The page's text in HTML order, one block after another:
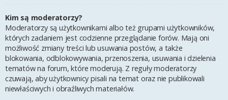
Kim są moderatorzy?
Moderatorzy są użytkownikami albo też grupami użytkowników,
których zadaniem jest codzienne przeglądanie forów. Mają oni
możliwość zmiany treści lub usuwania postów, a także
blokowania, odblokowywania, przenoszenia, usuwania i dzielenia
tematów na forum, które moderują. Z reguły moderatorzy
czuwają, aby użytkownicy pisali na temat oraz nie publikowali
niewłaściwych i obraźliwych materiałów.